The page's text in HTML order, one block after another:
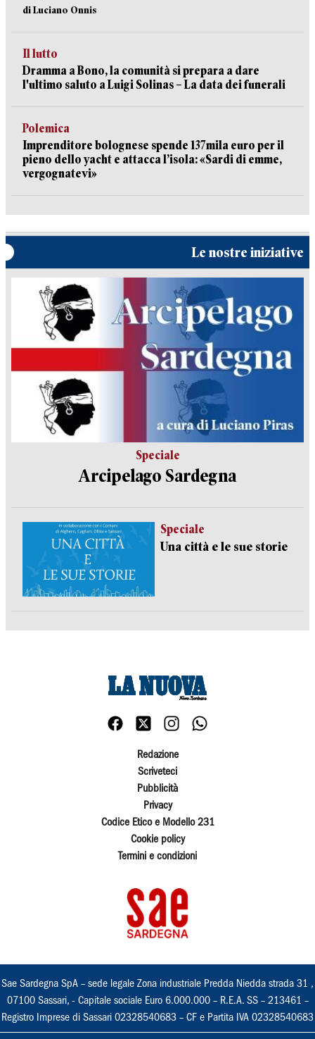
di Luciano Onnis
Il lutto
Dramma a Bono, la comunità si prepara a dare
l'ultimo saluto a Luigi Solinas – La data dei funerali
Polemica
Imprenditore bolognese spende 137mila euro per il
pieno dello yacht e attacca l’isola: «Sardi di emme,
vergognatevi»
Le nostre iniziative
Speciale
Arcipelago Sardegna
Speciale
Una città e le sue storie
Redazione
Scriveteci
Pubblicità
Privacy
Codice Etico e Modello 231
Cookie policy
Termini e condizioni
Sae Sardegna SpA – sede legale Zona industriale Predda Niedda strada 31 ,
07100 Sassari, - Capitale sociale Euro 6.000.000 – R.E.A. SS – 213461 –
Registro Imprese di Sassari 02328540683 – CF e Partita IVA 02328540683